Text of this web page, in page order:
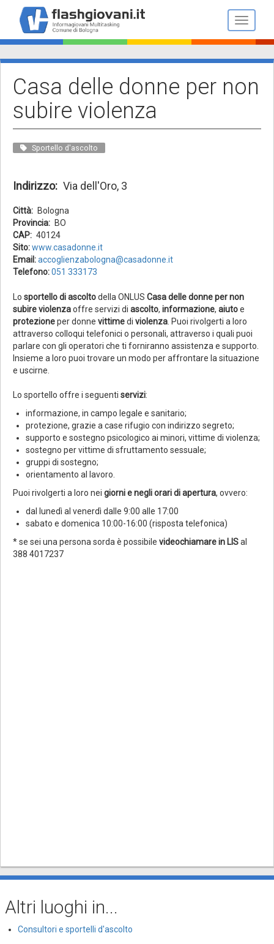
contenuto
principale
Toggle
Casa delle donne per non
subire violenza
Sportello d'ascolto
Indirizzo Via dell'Oro, 3
Città
Bologna
Provincia
BO
CAP
40124
Sito:www.casadonne.it
Email:accoglienzabologna@casadonne.it
Telefono:051 333173
Lo sportello di ascoltodella ONLUS Casa delle donne per non
subire violenzaoffre servizi di ascolto, informazione, aiutoe
protezioneper donne vittimedi violenza. Puoi rivolgerti a loro
attraverso colloqui telefonici o personali, attraverso i quali puoi
parlare con gli operatori che ti forniranno assistenza e supporto.
Insieme a loro puoi trovare un modo per affrontare la situazione
e uscirne.
Lo sportello offre i seguenti servizi:
informazione, in campo legale e sanitario;
protezione, grazie a case rifugio con indirizzo segreto;
supporto e sostegno psicologico ai minori, vittime di violenza;
sostegno per vittime di sfruttamento sessuale;
gruppi di sostegno;
orientamento al lavoro.
Puoi rivolgerti a loro nei giorni e negli orari di apertura, ovvero:
dal lunedì al venerdì dalle 9:00 alle 17:00
sabato e domenica 10:00-16:00 (risposta telefonica)
* se sei una persona sorda è possibile videochiamare in LISal
388 4017237
Altri luoghi in...
Consultori e sportelli d'ascolto